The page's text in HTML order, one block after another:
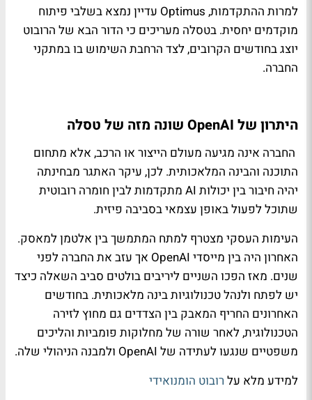
למרות ההתקדמות, Optimus עדיין נמצא בשלבי פיתוח
מוקדמים יחסית. בטסלה מעריכים כי הדור הבא של הרובוט
יוצג בחודשים הקרובים, לצד הרחבת השימוש בו במתקני
החברה.
היתרון של OpenAI שונה מזה של טסלה
החברה אינה מגיעה מעולם הייצור או הרכב, אלא מתחום
התוכנה והבינה המלאכותית. לכן, עיקר האתגר מבחינתה
יהיה חיבור בין יכולות AI מתקדמות לבין חומרה רובוטית
שתוכל לפעול באופן עצמאי בסביבה פיזית.
העימות העסקי מצטרף למתח המתמשך בין אלטמן למאסק.
האחרון היה בין מייסדי OpenAI אך עזב את החברה לפני
שנים. מאז הפכו השניים ליריבים בולטים סביב השאלה כיצד
יש לפתח ולנהל טכנולוגיות בינה מלאכותית. בחודשים
האחרונים החריף המאבק בין הצדדים גם מחוץ לזירה
הטכנולוגית, לאחר שורה של מחלוקות פומביות והליכים
משפטיים שנגעו לעתידה של OpenAI ולמבנה הניהולי שלה.
למידע מלא על רובוט הומנואידי